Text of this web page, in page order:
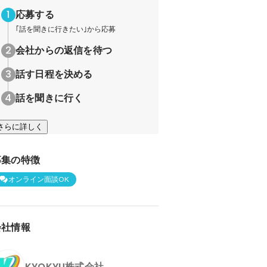
応募する
｢話を聞きに行きたい｣から応募
会社からの返信を待つ
話す日程を決める
話を聞きに行く
らに詳しく
の特徴
オンライン面談OK
情報